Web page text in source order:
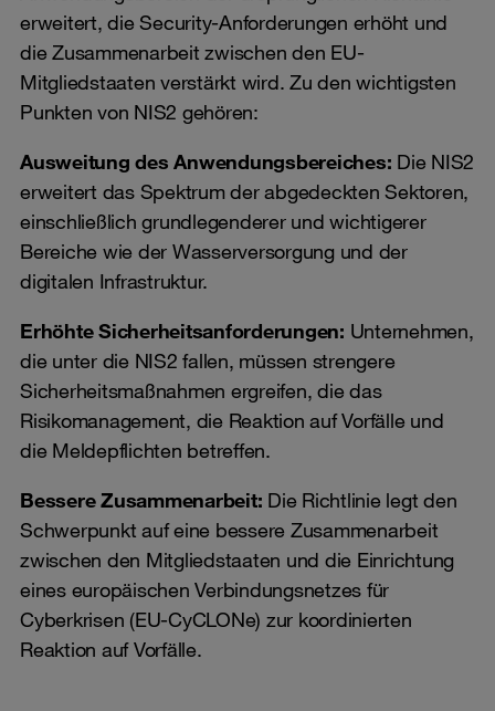
erweitert, die Security-Anforderungen erhöht und
die Zusammenarbeit zwischen den EU-
Mitgliedstaaten verstärkt wird. Zu den wichtigsten
Punkten von NIS2 gehören:
Ausweitung des Anwendungsbereiches: Die NIS2
erweitert das Spektrum der abgedeckten Sektoren,
einschließlich grundlegenderer und wichtigerer
Bereiche wie der Wasserversorgung und der
digitalen Infrastruktur.
Erhöhte Sicherheitsanforderungen: Unternehmen,
die unter die NIS2 fallen, müssen strengere
Sicherheitsmaßnahmen ergreifen, die das
Risikomanagement, die Reaktion auf Vorfälle und
die Meldepflichten betreffen.
Bessere Zusammenarbeit: Die Richtlinie legt den
Schwerpunkt auf eine bessere Zusammenarbeit
zwischen den Mitgliedstaaten und die Einrichtung
eines europäischen Verbindungsnetzes für
Cyberkrisen (EU-CyCLONe) zur koordinierten
Reaktion auf Vorfälle.